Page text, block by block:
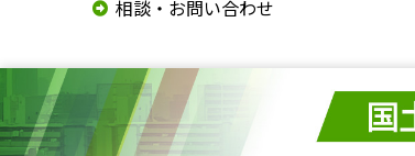
相談・お問い合わせ